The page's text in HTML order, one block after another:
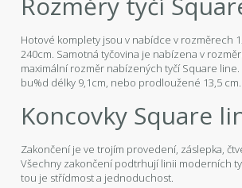
Hotové komplety jsou v nabídce v rozměrech
240cm. Samotná tyčovina je nabízena v
maximální rozměr nabízených tyčí Square line.
bu%d délky 9,1cm, nebo prodloužené 13,5 cm.
Koncovky Square
Zakončení je ve trojím provedení, záslepka,
Všechny zakončení podtrhují linii moderních
tou je střídmost a jednoduchost.